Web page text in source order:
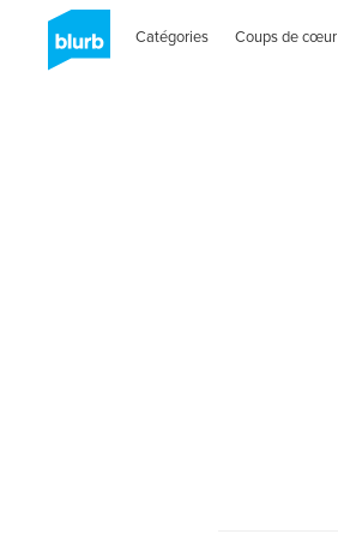
Catégories Coups de cœur